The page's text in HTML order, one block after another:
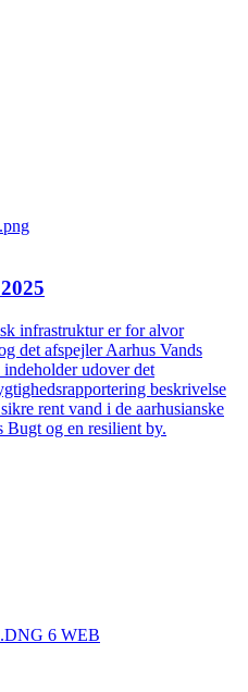
infrastruktur er for alvor
det afspejler Aarhus Vands
udover det
beskrivelse
rent vand i de aarhusianske
Bugt og en resilient by.